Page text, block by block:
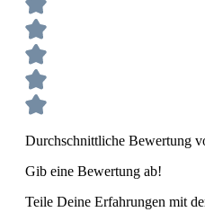
Durchschnittliche Bewertung
Gib eine Bewertung ab!
Teile Deine Erfahrungen mit